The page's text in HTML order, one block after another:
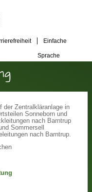
Einfache
Sprache
der Zentralkläranlage in
Sonneborn und
nach Barntrup
Sommersell
nach Barntrup.